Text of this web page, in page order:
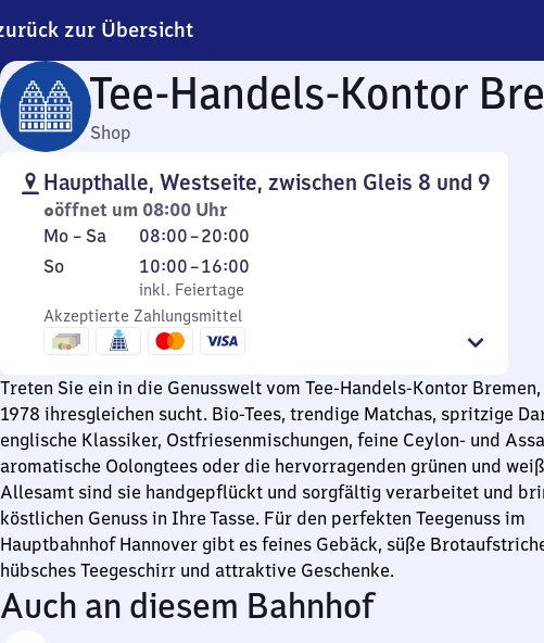
zur Übersicht
Tee-Handels-Kontor
Shop
Haupthalle, Westseite, zwischen Gleis 8 und 9
öffnet um 08:00 Uhr
Montag
bis
Mo – Sa 08:00–20:00
Von
8
Uhr
bis
20
Sonntag
So,
inkl. Feiertage
10:00–16:00
Von
10
Uhr
bis
Uhr
inkl. Feiertage
Akzeptierte Zahlungsmittel
Treten Sie ein in die Genusswelt vom Tee-Handels-Kontor
1978 ihresgleichen sucht. Bio-Tees, trendige Matchas, spritzige
englische Klassiker, Ostfriesenmischungen, feine Ceylon- und
aromatische Oolongtees oder die hervorragenden grünen und
Allesamt sind sie handgepflückt und sorgfältig verarbeitet und
köstlichen Genuss in Ihre Tasse. Für den perfekten Teegenuss im
Hauptbahnhof Hannover gibt es feines Gebäck, süße
hübsches Teegeschirr und attraktive Geschenke.
Auch an diesem Bahnhof